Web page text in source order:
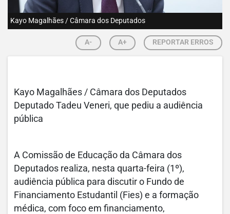
Kayo Magalhães / Câmara dos Deputados
A- A+ REPORTAR ERROS
Kayo Magalhães / Câmara dos Deputados
Deputado Tadeu Veneri, que pediu a audiência
pública
A Comissão de Educação da Câmara dos
Deputados realiza, nesta quarta-feira (1º),
audiência pública para discutir o Fundo de
Financiamento Estudantil (Fies) e a formação
médica, com foco em financiamento,